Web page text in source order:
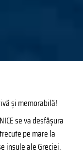
și memorabilă!
se va desfăşura
pe mare la
insule ale Greciei.